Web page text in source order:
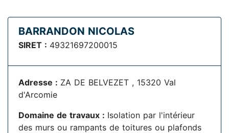
BARRANDON NICOLAS
SIRET : 49321697200015
Adresse : ZA DE BELVEZET , 15320 Val
d'Arcomie
Domaine de travaux : Isolation par l'intérieur
des murs ou rampants de toitures ou plafonds